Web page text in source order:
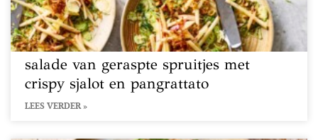
salade van geraspte spruitjes met
crispy sjalot en pangrattato
LEES VERDER »